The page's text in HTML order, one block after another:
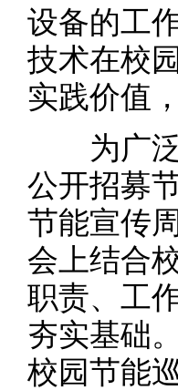
设备的工
技术在校
实践价值
为广泛
公开招募
节能宣传
会上结合
职责、工
夯实基础
校园节能